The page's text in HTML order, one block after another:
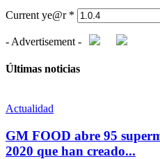
Current ye@r *
- Advertisement -
Últimas noticias
Actualidad
GM FOOD abre 95
2020 que han creado...